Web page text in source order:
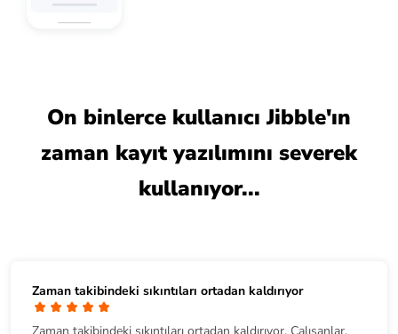
On binlerce kullanıcı Jibble'ın
zaman kayıt yazılımını severek
kullanıyor...
Zaman takibindeki sıkıntıları ortadan kaldırıyor